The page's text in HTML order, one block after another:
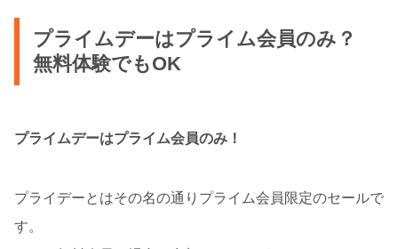
プライムデーはプライム会員のみ？
無料体験でもOK
プライムデーはプライム会員のみ！
プライデーとはその名の通りプライム会員限定のセールで
す。